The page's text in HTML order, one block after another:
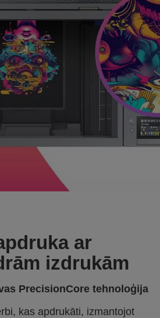
ar
izdrukām
PrecisionCore tehnoloģija
kas apdrukāti, izmantojot